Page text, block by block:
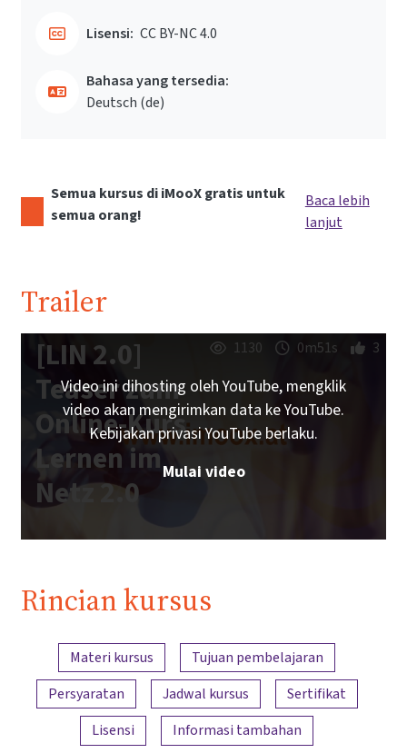
Lisensi: CC BY-NC 4.0
Bahasa yang tersedia:
Deutsch ‎(de)‎
Semua kursus di iMooX gratis untuk
semua orang!
Baca lebih
lanjut
Trailer
[LIN 2.0]
Teaser zum
Online-Kurs
Lernen im
Netz 2.0
1130 0m51s 3
Video ini dihosting oleh YouTube, mengklik
video akan mengirimkan data ke YouTube.
Kebijakan privasi YouTube berlaku.
Mulai video
Rincian kursus
Ringkasan konten
Materi kursus
Tujuan pembelajaran
Persyaratan
Jadwal kursus
Sertifikat
Lisensi
Informasi tambahan